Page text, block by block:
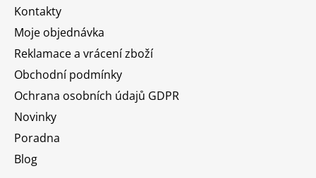
Kontakty
Moje objednávka
Reklamace a vrácení zboží
Obchodní podmínky
Ochrana osobních údajů GDPR
Novinky
Poradna
Blog